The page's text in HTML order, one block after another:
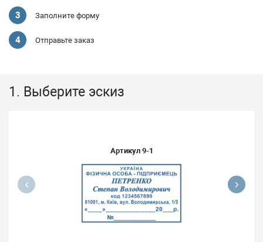
Заполните форму
Отправьте заказ
1. Выберите эскиз
Артикул 9-1